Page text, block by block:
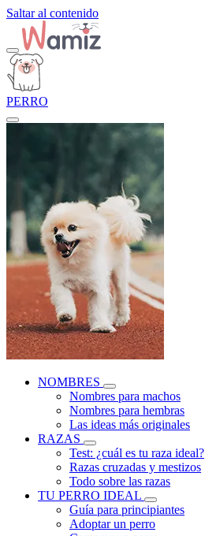
Saltar al contenido
PERRO
NOMBRES
Nombres para machos
Nombres para hembras
Las ideas más originales
RAZAS
Test: ¿cuál es tu raza ideal?
Razas cruzadas y mestizos
Todo sobre las razas
TU PERRO IDEAL
Guía para principiantes
Adoptar un perro